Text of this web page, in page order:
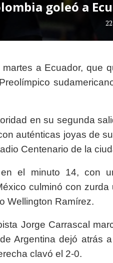
goleó a
a Ecuador, que
en su segunda
auténticas joyas de
Centenario de la
el minuto 14, con
culminó con
Wellington Ramírez.
Jorge Carrascal
Argentina dejó atrás
clavó el 2-0.